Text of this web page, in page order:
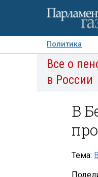
Политика
Авторы
Все о
в России
В
Тема: